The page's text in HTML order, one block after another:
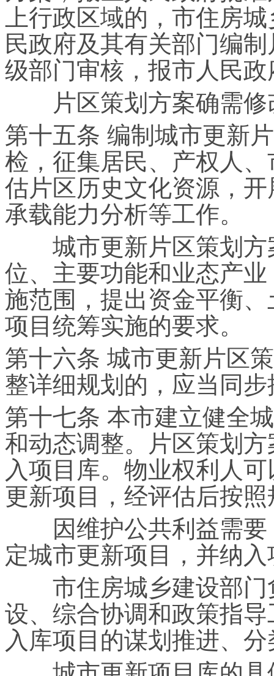
上行政区域的，市住房
民政府及其有关部门编
级部门审核，报市人民
片区策划方案确需修
第十五条 编制城市更新
检，征集居民、产权人
估片区历史文化资源，
承载能力分析等工作。
城市更新片区策划方
位、主要功能和业态产
施范围，提出资金平衡
项目统筹实施的要求。
第十六条 城市更新片区
整详细规划的，应当同
第十七条 本市建立健全
和动态调整。片区策划
入项目库。物业权利人
更新项目，经评估后按
因维护公共利益需要
定城市更新项目，并纳
市住房城乡建设部门
设、综合协调和政策指
入库项目的谋划推进、